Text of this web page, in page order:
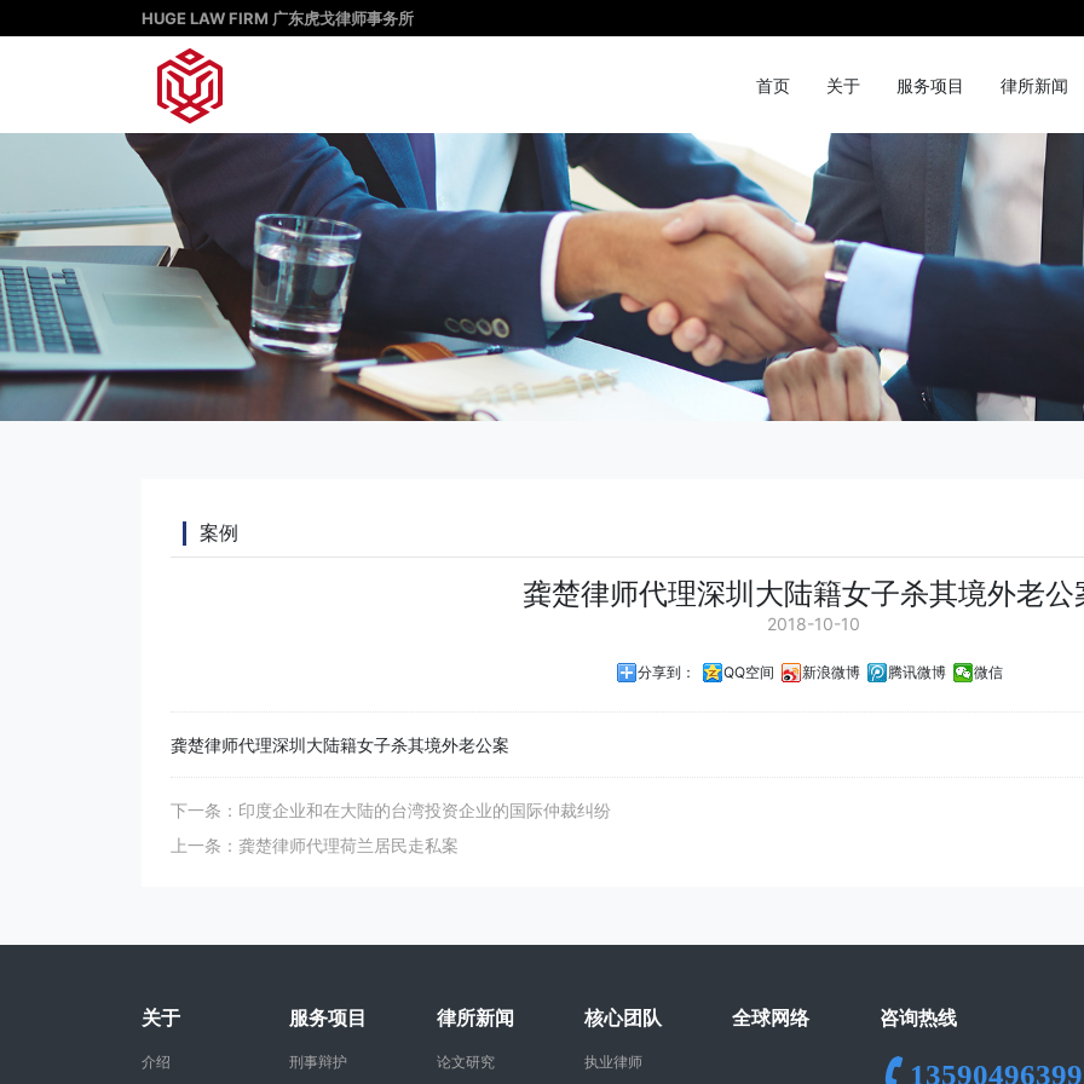
HUGE LAW FIRM 广东虎戈律师事务所
首页 关于 服务项目 律所新闻
案例
龚楚律师代理深圳大陆籍女子杀其境外老公
2018-10-10
分享到： QQ空间 新浪微博 腾讯微博 微信
龚楚律师代理深圳大陆籍女子杀其境外老公案
下一条：印度企业和在大陆的台湾投资企业的国际仲裁纠纷
上一条：龚楚律师代理荷兰居民走私案
关于
介绍
服务项目
刑事辩护
律所新闻
论文研究
核心团队
执业律师
全球网络 咨询热线
13590496399